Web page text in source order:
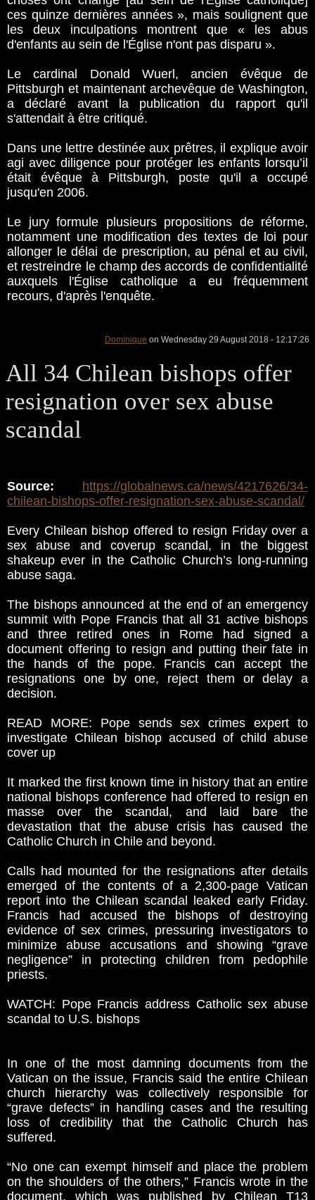
ces quinze dernières années », mais soulignent que
les deux inculpations montrent que « les abus
d'enfants au sein de l'Église n'ont pas disparu ».
Le cardinal Donald Wuerl, ancien évêque de
Pittsburgh et maintenant archevêque de Washington,
a déclaré avant la publication du rapport qu'il
s'attendait à être critiqué.
Dans une lettre destinée aux prêtres, il explique avoir
agi avec diligence pour protéger les enfants lorsqu’il
était évêque à Pittsburgh, poste qu'il a occupé
jusqu'en 2006.
Le jury formule plusieurs propositions de réforme,
notamment une modification des textes de loi pour
allonger le délai de prescription, au pénal et au civil,
et restreindre le champ des accords de confidentialité
auxquels l'Église catholique a eu fréquemment
recours, d'après l'enquête.
Dominique on Wednesday 29 August 2018 - 12:17:26
All 34 Chilean bishops offer
resignation over sex abuse
scandal
Source:
https://globalnews.ca/news/4217626/34-
chilean-bishops-offer-resignation-sex-abuse-scandal/
Every Chilean bishop offered to resign Friday over a
sex abuse and coverup scandal, in the biggest
shakeup ever in the Catholic Church’s long-running
abuse saga.
The bishops announced at the end of an emergency
summit with Pope Francis that all 31 active bishops
and three retired ones in Rome had signed a
document offering to resign and putting their fate in
the hands of the pope. Francis can accept the
resignations one by one, reject them or delay a
decision.
READ MORE: Pope sends sex crimes expert to
investigate Chilean bishop accused of child abuse
cover up
It marked the first known time in history that an entire
national bishops conference had offered to resign en
masse over the scandal, and laid bare the
devastation that the abuse crisis has caused the
Catholic Church in Chile and beyond.
Calls had mounted for the resignations after details
emerged of the contents of a 2,300-page Vatican
report into the Chilean scandal leaked early Friday.
Francis had accused the bishops of destroying
evidence of sex crimes, pressuring investigators to
minimize abuse accusations and showing “grave
negligence” in protecting children from pedophile
priests.
WATCH: Pope Francis address Catholic sex abuse
scandal to U.S. bishops
In one of the most damning documents from the
Vatican on the issue, Francis said the entire Chilean
church hierarchy was collectively responsible for
“grave defects” in handling cases and the resulting
loss of credibility that the Catholic Church has
suffered.
“No one can exempt himself and place the problem
on the shoulders of the others,” Francis wrote in the
document, which was published by Chilean T13